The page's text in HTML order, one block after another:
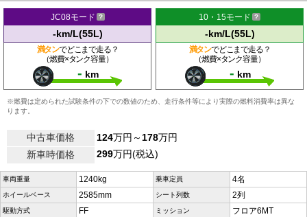
JC08モード
-km/L(55L)
満タンでどこまで走る？
（燃費×タンク容量）
- km
10・15モード
-km/L(55L)
満タンでどこまで走る？
（燃費×タンク容量）
- km
※燃費は定められた試験条件の下での数値のため、走行条件等により実際の燃料消費率は異な
ります。
中古車価格 124万円～178万円
新車時価格
299万円(税込)
車両重量 1240kg 乗車定員 4名
ホイールベース 2585mm シート列数 2列
駆動方式 FF ミッション フロア6MT